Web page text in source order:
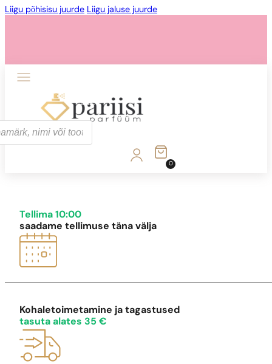
Liigu põhisisu juurde Liigu jaluse juurde
1 - 3 tk.
0
Tellima 10:00
saadame tellimuse täna välja
Kohaletoimetamine ja tagastused
tasuta alates 35 €